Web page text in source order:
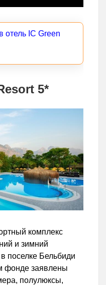
отель IC Green
5*
комплекс
и зимний
поселке Бельбиди
фонде заявлены
полулюксы,